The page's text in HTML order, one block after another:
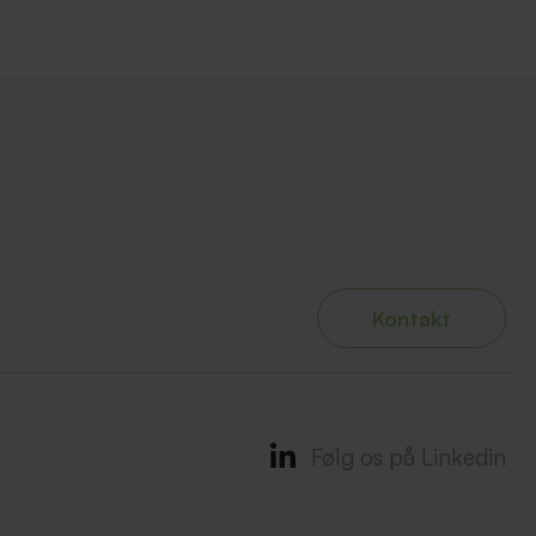
Kontakt
Følg os på Linkedin